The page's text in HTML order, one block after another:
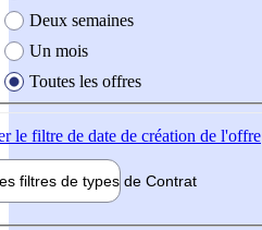
Deux semaines
Un mois
Toutes les offres
le filtre de date de création de l'offre
filtres de types de Contrat